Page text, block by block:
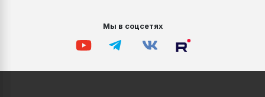
Мы в соцсетях